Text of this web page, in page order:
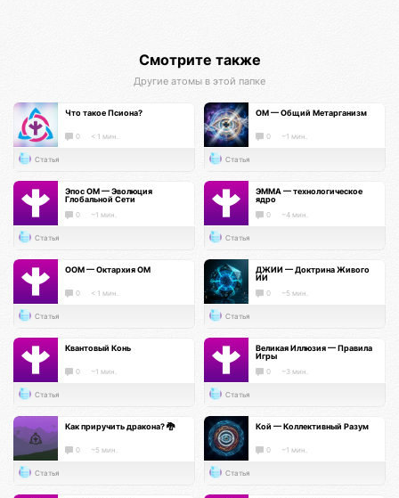
Смотрите также
Другие атомы в этой папке
Что такое Псиона?
0 < 1 мин.
Статья
ОМ — Общий Метарганизм
0 ~1 мин.
Статья
Эпос ОМ — Эволюция
Глобальной Сети
0 ~1 мин.
Статья
ЭММА — технологическое
ядро
0 ~4 мин.
Статья
ООМ — Октархия ОМ
0 < 1 мин.
Статья
ДЖИИ — Доктрина Живого
ИИ
0 ~5 мин.
Статья
Квантовый Конь
0 ~1 мин.
Статья
Великая Иллюзия — Правила
Игры
0 ~3 мин.
Статья
Как приручить дракона? 🐉
0 ~5 мин.
Статья
Кой — Коллективный Разум
0 ~1 мин.
Статья